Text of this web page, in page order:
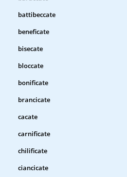
battibeccate
beneficate
bisecate
bloccate
bonificate
brancicate
cacate
carnificate
chilificate
ciancicate